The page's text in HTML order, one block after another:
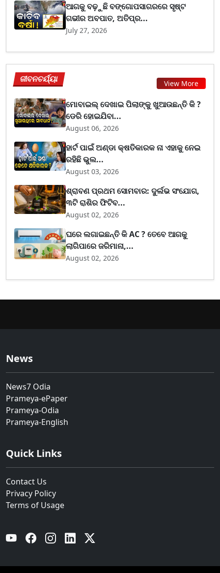
ଆଗକୁ ବଢ଼ୁଛି ବଙ୍ଗୋପସାଗରରେ ସୃଷ୍ଟ
ଗଭୀର ଅବପାତ, ଅତିପ୍ର...
July 27, 2026
ଜୀବନଚର୍ଯ୍ୟା View More
ମୋବାଇଲ୍ ଦେଖାଇ ପିଲାଙ୍କୁ ଖୁଆଉଛନ୍ତି କି ?
ଡେରି ହୋଇଯିବା...
August 06, 2026
ହାର୍ଟ ପାଇଁ ଅଣ୍ଡା କ୍ଷତିକାରକ ନା ଏହାକୁ ନେଇ
ରହିଛି ଭୁଲ...
August 03, 2026
ଶ୍ରାବଣ ପ୍ରଥମ ସୋମବାର: ଦୁର୍ଲଭ ସଂଯୋଗ,
୩ଟି ରାଶିର ଫିଟିବ...
August 02, 2026
ଘରେ ଲଗାଇଛନ୍ତି କି AC ? ତେବେ ଆଗକୁ
ଲାଗିପାରେ ଜରିମାନା,...
August 02, 2026
News
News7 Odia
Prameya-ePaper
Prameya-Odia
Prameya-English
Quick Links
Contact Us
Privacy Policy
Terms of Usage
YouTube Facebook Instagram Linkedin